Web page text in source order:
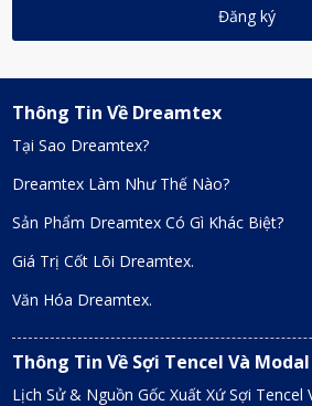
Thông Tin Về Dreamtex
Tại Sao Dreamtex?
Dreamtex Làm Như Thế Nào?
Sản Phẩm Dreamtex Có Gì Khác Biệt?
Giá Trị Cốt Lõi Dreamtex.
Văn Hóa Dreamtex.
Thông Tin Về Sợi Tencel Và Modal
Lịch Sử & Nguồn Gốc Xuất Xứ Sợi Tencel